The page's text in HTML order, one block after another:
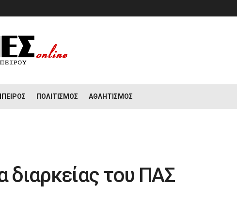
ΠΟΛΙΤΙΣΜΌΣ ΑΘΛΗΤΙΣΜΌΣ
διαρκείας του ΠΑΣ